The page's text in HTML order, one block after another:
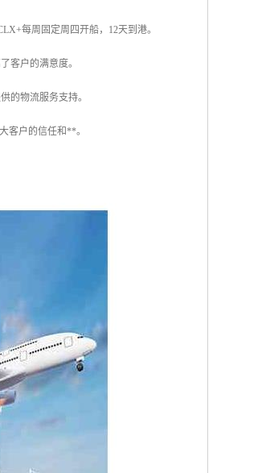
每周固定周四开船，12天到港。
客户的满意度。
的物流服务支持。
客户的信任和**。